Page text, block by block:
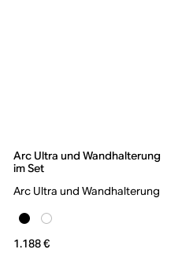
Arc Ultra und Wandhalterung
im Set
Arc Ultra und Wandhalterung
1.188 €